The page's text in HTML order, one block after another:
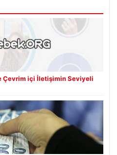
Çevrim içi İletişimin Seviyeli